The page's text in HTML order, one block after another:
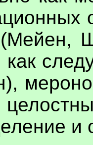
как
и